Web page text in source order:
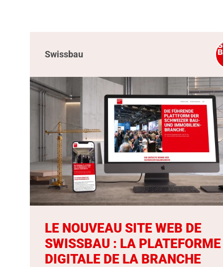
Swissbau
LE NOUVEAU SITE WEB DE
SWISSBAU : LA PLATEFORME
DIGITALE DE LA BRANCHE